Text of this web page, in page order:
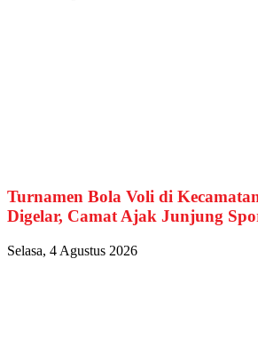
Turnamen Bola Voli di
Digelar, Camat Ajak Junjung
Selasa, 4 Agustus 2026